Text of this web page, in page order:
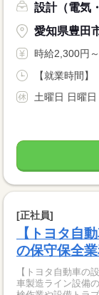
設計（電気
愛知県豊田
時給2,300円
【就業時間
土曜日 日曜日
[正社員]
【トヨタ自
の保守保全
【トヨタ自動車の
車製造ライン設備